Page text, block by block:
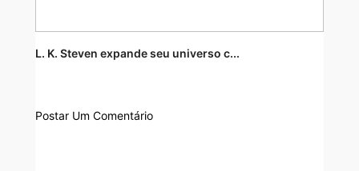
L. K. Steven expande seu universo c...
Postar Um Comentário